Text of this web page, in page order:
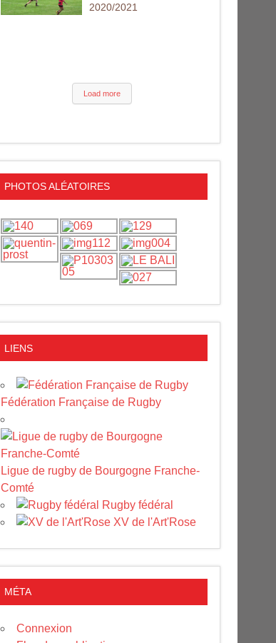
2020/2021
Load more
PHOTOS ALÉATOIRES
LIENS
Fédération Française de Rugby
Ligue de rugby de Bourgogne Franche-
Comté
Rugby fédéral
XV de l'Art'Rose
MÉTA
Connexion